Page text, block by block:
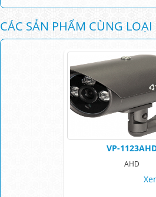
CÁC SẢN PHẨM CÙNG LOẠI
VP-
AHD